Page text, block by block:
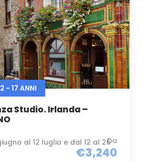
- 17 ANNI
Studio. Irlanda –
Da
€3,240
al 12 luglio e dal 12 al 26